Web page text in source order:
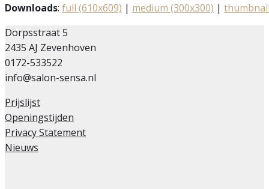
Downloads: full (610x609) | medium (300x300) |
Dorpsstraat 5
2435 AJ Zevenhoven
0172-533522
info@salon-sensa.nl
Prijslijst
Openingstijden
Privacy Statement
Nieuws